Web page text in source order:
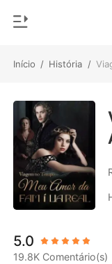
Início / História /
Loja
Histórico
Sair
Baixar App
Gênero
Moderno
Lobisomem
Contos
Bilionários
5.0
19.8K Comentário(s)